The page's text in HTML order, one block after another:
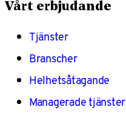
Vårt erbjudande
Tjänster
Branscher
Helhetsåtagande
Managerade tjänster